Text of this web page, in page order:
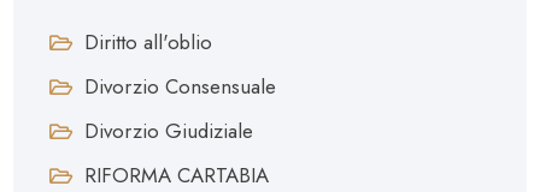
Diritto all'oblio
Divorzio Consensuale
Divorzio Giudiziale
RIFORMA CARTABIA